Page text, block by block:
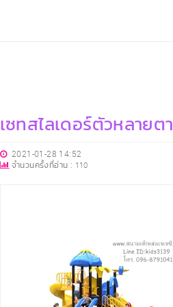
เซทสไลเดอร์ตัวหลายตา
2021-01-28 14:52
จำนวนครั้งที่อ่าน : 110